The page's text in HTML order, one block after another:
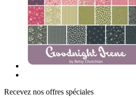
Recevez nos offres spéciales